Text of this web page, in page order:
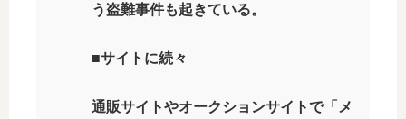
う盗難事件も起きている。
■サイトに続々
通販サイトやオークションサイトで「メ